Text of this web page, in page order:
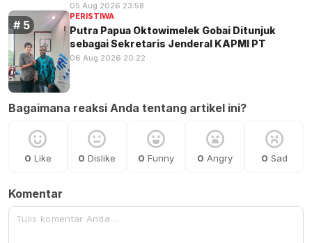
05 Aug 2026 23:58
PERISTIWA
Putra Papua Oktowimelek Gobai Ditunjuk
sebagai Sekretaris Jenderal KAPMI PT
06 Aug 2026 20:22
Bagaimana reaksi Anda tentang artikel ini?
0 Like 0 Dislike 0 Funny 0 Angry 0 Sad
Komentar